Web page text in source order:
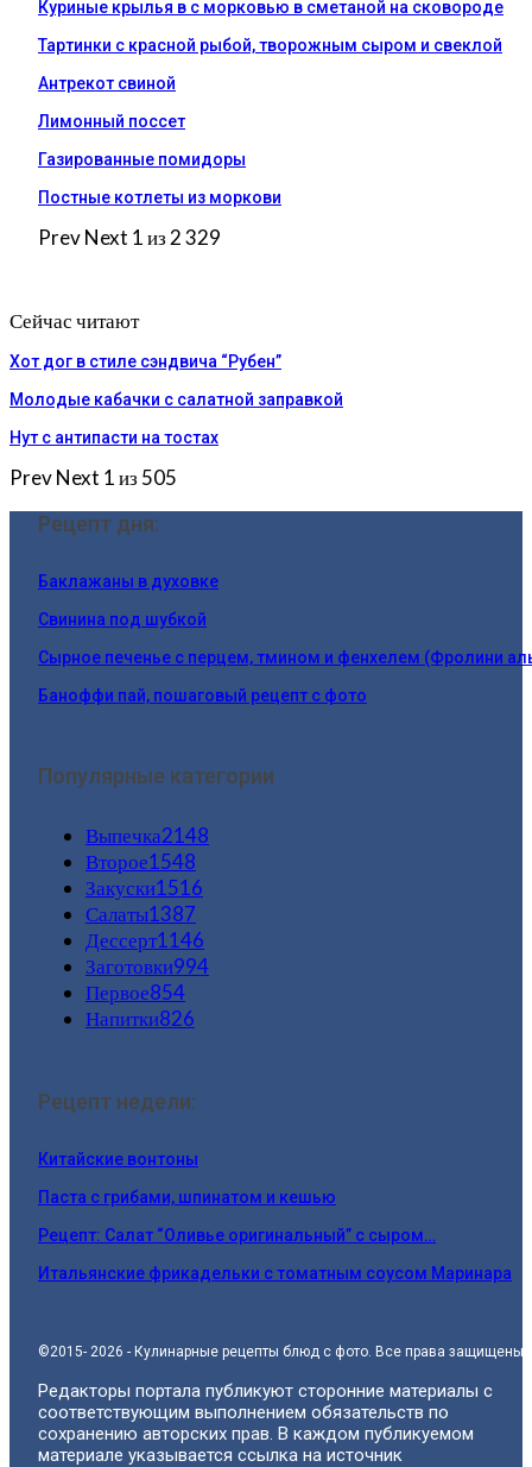
Куриные крылья в с морковью в сметаной на сковороде
Тартинки с красной рыбой, творожным сыром и свеклой
Антрекот свиной
Лимонный поссет
Газированные помидоры
Постные котлеты из моркови
PrevNext 1 из 2 329
Сейчас читают
Хот дог в стиле сэндвича “Рубен”
Молодые кабачки с салатной заправкой
Нут с антипасти на тостах
PrevNext 1 из 505
Рецепт дня:
Баклажаны в духовке
Свинина под шубкой
Сырное печенье с перцем, тмином и фенхелем (Фролини
Баноффи пай, пошаговый рецепт с фото
Популярные категории
Выпечка2148
Второе1548
Закуски1516
Салаты1387
Дессерт1146
Заготовки994
Первое854
Напитки826
Рецепт недели:
Китайские вонтоны
Паста с грибами, шпинатом и кешью
Рецепт: Салат “Оливье оригинальный” с сыром…
Итальянские фрикадельки с томатным соусом Маринара
©2015- 2026 - Кулинарные рецепты блюд с фото. Все права защищены.
Редакторы портала публикуют сторонние материалы с
соответствующим выполнением обязательств по
сохранению авторских прав. В каждом публикуемом
материале указывается ссылка на источник